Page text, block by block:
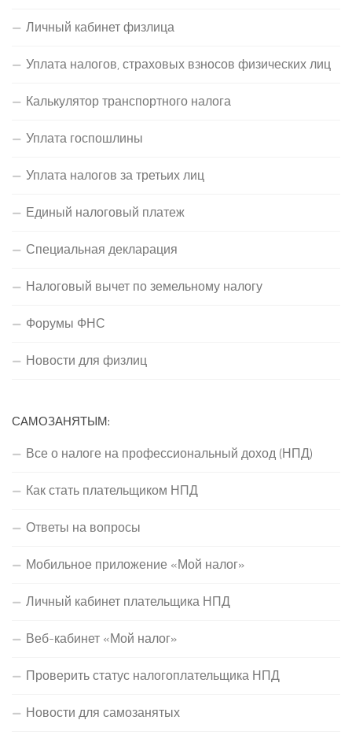
Личный кабинет физлица
Уплата налогов, страховых взносов физических лиц
Калькулятор транспортного налога
Уплата госпошлины
Уплата налогов за третьих лиц
Единый налоговый платеж
Специальная декларация
Налоговый вычет по земельному налогу
Форумы ФНС
Новости для физлиц
САМОЗАНЯТЫМ:
Все о налоге на профессиональный доход (НПД)
Как стать плательщиком НПД
Ответы на вопросы
Мобильное приложение «Мой налог»
Личный кабинет плательщика НПД
Веб-кабинет «Мой налог»
Проверить статус налогоплательщика НПД
Новости для самозанятых